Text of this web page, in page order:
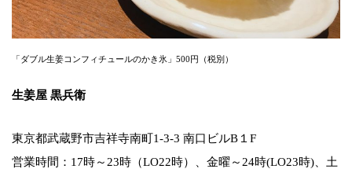
「ダブル生姜コンフィチュールのかき氷」500円（税別）
生姜屋 黒兵衛
東京都武蔵野市吉祥寺南町1-3-3 南口ビルB１F
営業時間：17時～23時（LO22時）、金曜～24時(LO23時)、土